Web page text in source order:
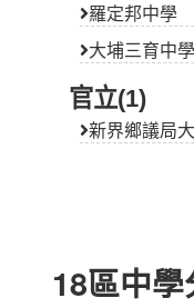
羅定邦中學
大埔三育中學
官立(1)
新界鄉議局
18區中